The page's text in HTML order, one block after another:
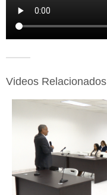
Videos Relacionados